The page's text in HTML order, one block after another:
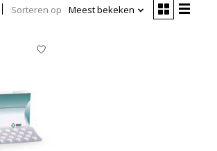
Sorteren op Meest bekeken